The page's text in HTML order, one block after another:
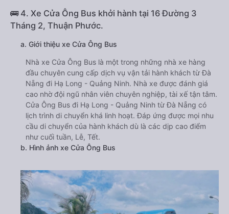
🚌 4. Xe Cửa Ông Bus khởi hành tại 16 Đường 3
Tháng 2, Thuận Phước.
a. Giới thiệu xe Cửa Ông Bus
Nhà xe Cửa Ông Bus là một trong những nhà xe hàng
đầu chuyên cung cấp dịch vụ vận tải hành khách từ Đà
Nẵng đi Hạ Long - Quảng Ninh. Nhà xe được đánh giá
cao nhờ đội ngũ nhân viên chuyên nghiệp, tài xế tận tâm.
Cửa Ông Bus đi Hạ Long - Quảng Ninh từ Đà Nẵng có
lịch trình di chuyển khá linh hoạt. Đáp ứng được mọi nhu
cầu di chuyển của hành khách dù là các dịp cao điểm
như cuối tuần, Lễ, Tết.
b. Hình ảnh xe Cửa Ông Bus